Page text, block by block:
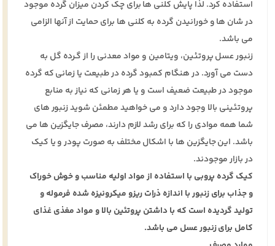
استفاده کرد. لذا پایش کلنی ها برای چک کردن میزان گرده موجود
در شان ها و خورانیدن گرده به کلنی ها برای حمایت از آنها الزامی
می باشد.
زنبور عسل پروتئین، ویتامین و مواد معدنی را از گـرده گل به
دست می آورد. در هنگام کمبود گرده در طبیعت یا زمانی که گرده
موجود در طبیعت ضعیف است و یا هر زمانی که نیاز به منابع
پروتئینی بالا وجود دارد و می خواهید مطمئن شوید زنبور های
شما همه موادی را که برای رشد لازم دارند، مصرف جایگزین ها می
باشد. این جایگزین ها با اشکال مختلف به صورت پودر و یا کیک
در بازار موجودند.
کیک گرده پروبی با استفاده از مواد اولیه مناسب و خوش خوراک
و جذاب برای زنبور با اندازه ذرات ریزو میکرونیزه شده فرموله و
تولید گردیده است که با داشتن پروتئین بالا و مواد مغذی غذای
کامل برای زنبور عسل می باشد.